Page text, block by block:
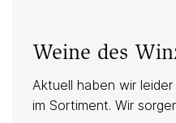
Weine des
Aktuell haben wir
im Sortiment. Wir